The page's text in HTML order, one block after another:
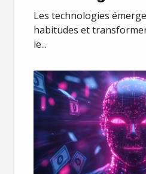
elles les PME ?
Les technologies
habitudes et
le...